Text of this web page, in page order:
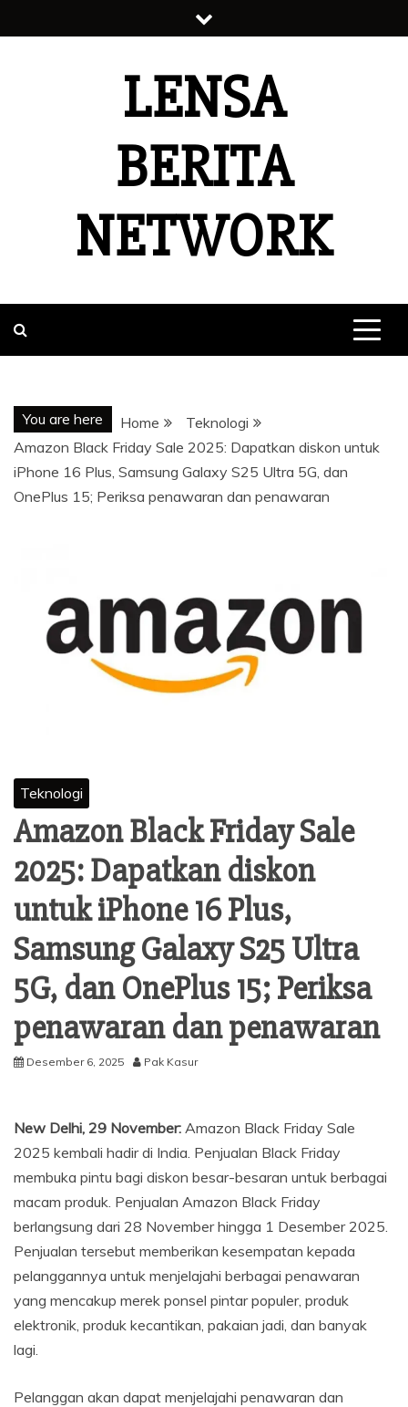
to
LENSA
BERITA
NETWORK
You are here Home
Teknologi
Amazon Black Friday Sale 2025: Dapatkan diskon untuk
iPhone 16 Plus, Samsung Galaxy S25 Ultra 5G, dan
OnePlus 15; Periksa penawaran dan penawaran
Teknologi
Amazon Black Friday Sale
2025: Dapatkan diskon
untuk iPhone 16 Plus,
Samsung Galaxy S25 Ultra
5G, dan OnePlus 15; Periksa
penawaran dan penawaran
Desember 6, 2025 Pak Kasur
New Delhi, 29 November: Amazon Black Friday Sale
2025 kembali hadir di India. Penjualan Black Friday
membuka pintu bagi diskon besar-besaran untuk berbagai
macam produk. Penjualan Amazon Black Friday
berlangsung dari 28 November hingga 1 Desember 2025.
Penjualan tersebut memberikan kesempatan kepada
pelanggannya untuk menjelajahi berbagai penawaran
yang mencakup merek ponsel pintar populer, produk
elektronik, produk kecantikan, pakaian jadi, dan banyak
lagi.
Pelanggan akan dapat menjelajahi penawaran dan